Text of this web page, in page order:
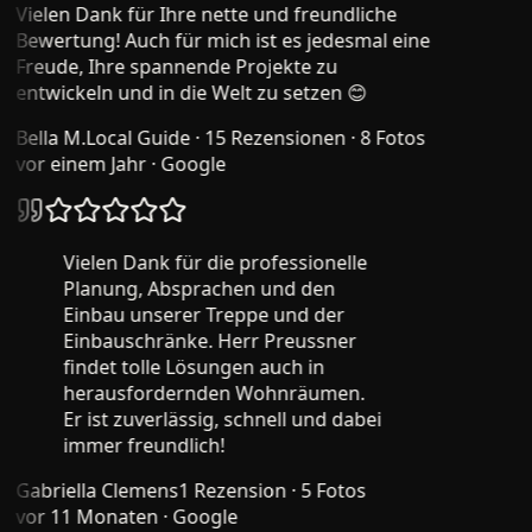
Vielen Dank für Ihre nette und freundliche
Bewertung! Auch für mich ist es jedesmal eine
Freude, Ihre spannende Projekte zu
entwickeln und in die Welt zu setzen 😊
Bella M.Local Guide · 15 Rezensionen · 8 Fotos
vor einem Jahr· Google
Vielen Dank für die professionelle
Planung, Absprachen und den
Einbau unserer Treppe und der
Einbauschränke. Herr Preussner
findet tolle Lösungen auch in
herausfordernden Wohnräumen.
Er ist zuverlässig, schnell und dabei
immer freundlich!
Gabriella Clemens1 Rezension · 5 Fotos
vor 11 Monaten· Google